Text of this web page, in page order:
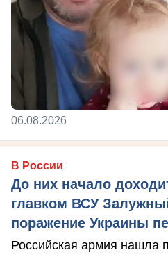
06.08.2026
В России
До них начало
главком ВСУ
поражение Украины
Российская армия нашла